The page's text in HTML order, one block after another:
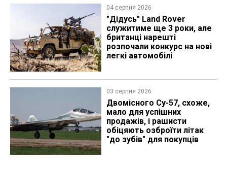
04 серпня 2026
"Дідусь" Land Rover
служитиме ще 3 роки, але
британці нарешті
розпочали конкурс на нові
легкі автомобілі
03 серпня 2026
Двомісного Су-57, схоже,
мало для успішних
продажів, і рашисти
обіцяють озброїти літак
"до зубів" для покупців